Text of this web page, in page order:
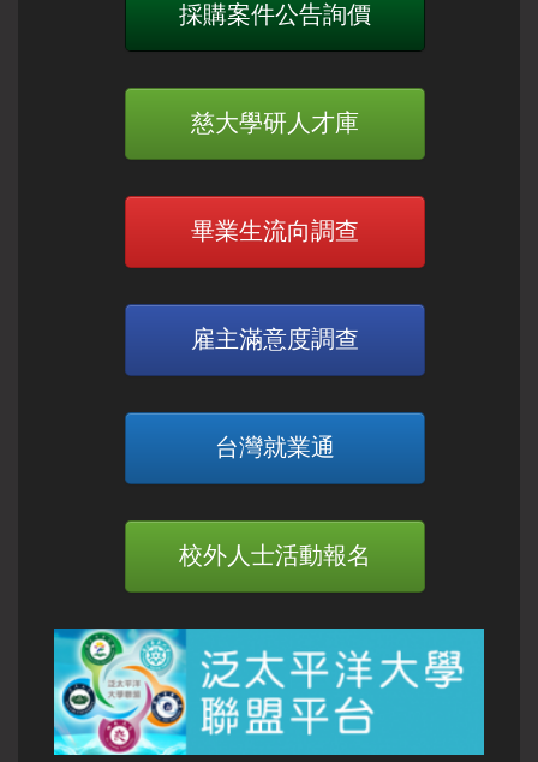
採購案件公告詢價
慈大學研人才庫
畢業生流向調查
雇主滿意度調查
台灣就業通
校外人士活動報名